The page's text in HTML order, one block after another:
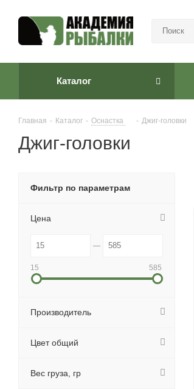
Каталог
Главная - Каталог - Оснастка - Джиг-головки
Джиг-головки
Фильтр по параметрам
Цена
15 585
Производитель
Цвет общий
Вес груза, гр